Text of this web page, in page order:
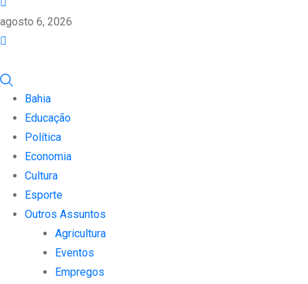
agosto 6, 2026
Bahia
Educação
Política
Economia
Cultura
Esporte
Outros Assuntos
Agricultura
Eventos
Empregos